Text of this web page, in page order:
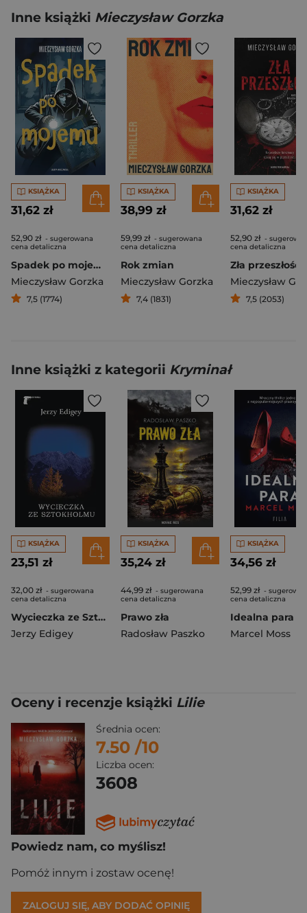
Inne książki Mieczysław Gorzka
KSIĄŻKA
31,62 zł
52,90 zł - sugerowana
cena detaliczna
Spadek po mojemu
Mieczysław Gorzka
7,5 (1774)
KSIĄŻKA
38,99 zł
59,99 zł - sugerowana
cena detaliczna
Rok zmian
Mieczysław Gorzka
7,4 (1831)
KSIĄŻKA
31,62 zł
52,90 zł -
cena detaliczna
Zła przeszłość
Mieczysław
7,5 (2053)
Inne książki z kategorii Kryminał
KSIĄŻKA
23,51 zł
32,00 zł - sugerowana
cena detaliczna
Wycieczka ze Sztokholmu
Jerzy Edigey
KSIĄŻKA
35,24 zł
44,99 zł - sugerowana
cena detaliczna
Prawo zła
Radosław Paszko
KSIĄŻKA
34,56 zł
52,99 zł -
cena detaliczna
Idealna para
Marcel Moss
Oceny i recenzje książki Lilie
Średnia ocen:
7.50 /10
Liczba ocen:
3608
Powiedz nam, co myślisz!
Pomóż innym i zostaw ocenę!
ZALOGUJ SIĘ, ABY DODAĆ OPINIĘ